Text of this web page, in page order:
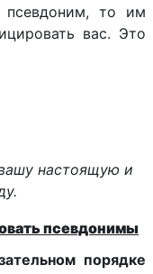
псевдоним, то им
вас. Это
настоящую и
псевдонимы
порядке